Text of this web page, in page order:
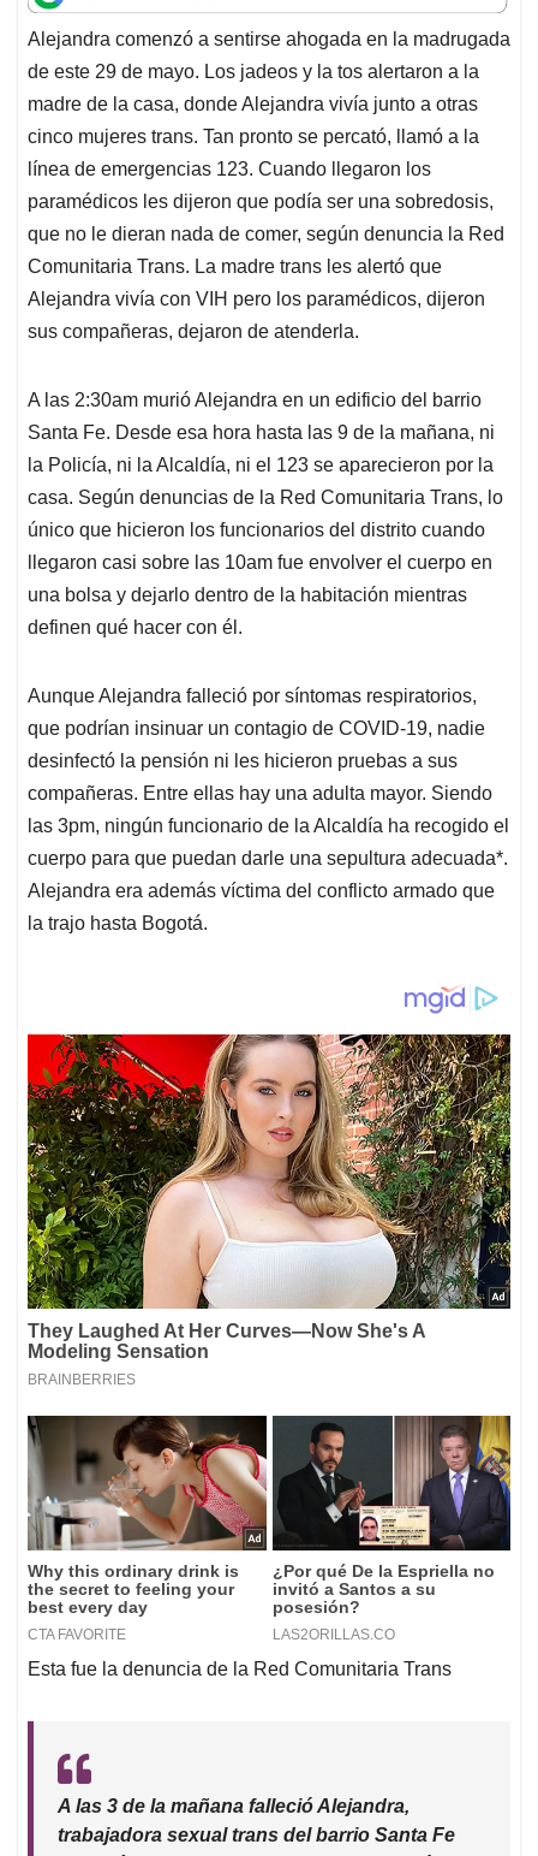
t
s
A
p
p
e
b
o
o
k
k
e
d
I
n
i
l
e
a
d
s
Alejandra comenzó a sentirse ahogada en la madrugada
de este 29 de mayo. Los jadeos y la tos alertaron a la
madre de la casa, donde Alejandra vivía junto a otras
cinco mujeres trans. Tan pronto se percató, llamó a la
línea de emergencias 123. Cuando llegaron los
paramédicos les dijeron que podía ser una sobredosis,
que no le dieran nada de comer, según denuncia la Red
Comunitaria Trans. La madre trans les alertó que
Alejandra vivía con VIH pero los paramédicos, dijeron
sus compañeras, dejaron de atenderla.
A las 2:30am murió Alejandra en un edificio del barrio
Santa Fe. Desde esa hora hasta las 9 de la mañana, ni
la Policía, ni la Alcaldía, ni el 123 se aparecieron por la
casa. Según denuncias de la Red Comunitaria Trans, lo
único que hicieron los funcionarios del distrito cuando
llegaron casi sobre las 10am fue envolver el cuerpo en
una bolsa y dejarlo dentro de la habitación mientras
definen qué hacer con él.
Aunque Alejandra falleció por síntomas respiratorios,
que podrían insinuar un contagio de COVID-19, nadie
desinfectó la pensión ni les hicieron pruebas a sus
compañeras. Entre ellas hay una adulta mayor. Siendo
las 3pm, ningún funcionario de la Alcaldía ha recogido el
cuerpo para que puedan darle una sepultura adecuada*.
Alejandra era además víctima del conflicto armado que
la trajo hasta Bogotá.
Esta fue la denuncia de la Red Comunitaria Trans
A las 3 de la mañana falleció Alejandra,
trabajadora sexual trans del barrio Santa Fe